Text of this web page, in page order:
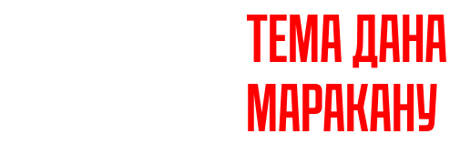
Тема
Маракану